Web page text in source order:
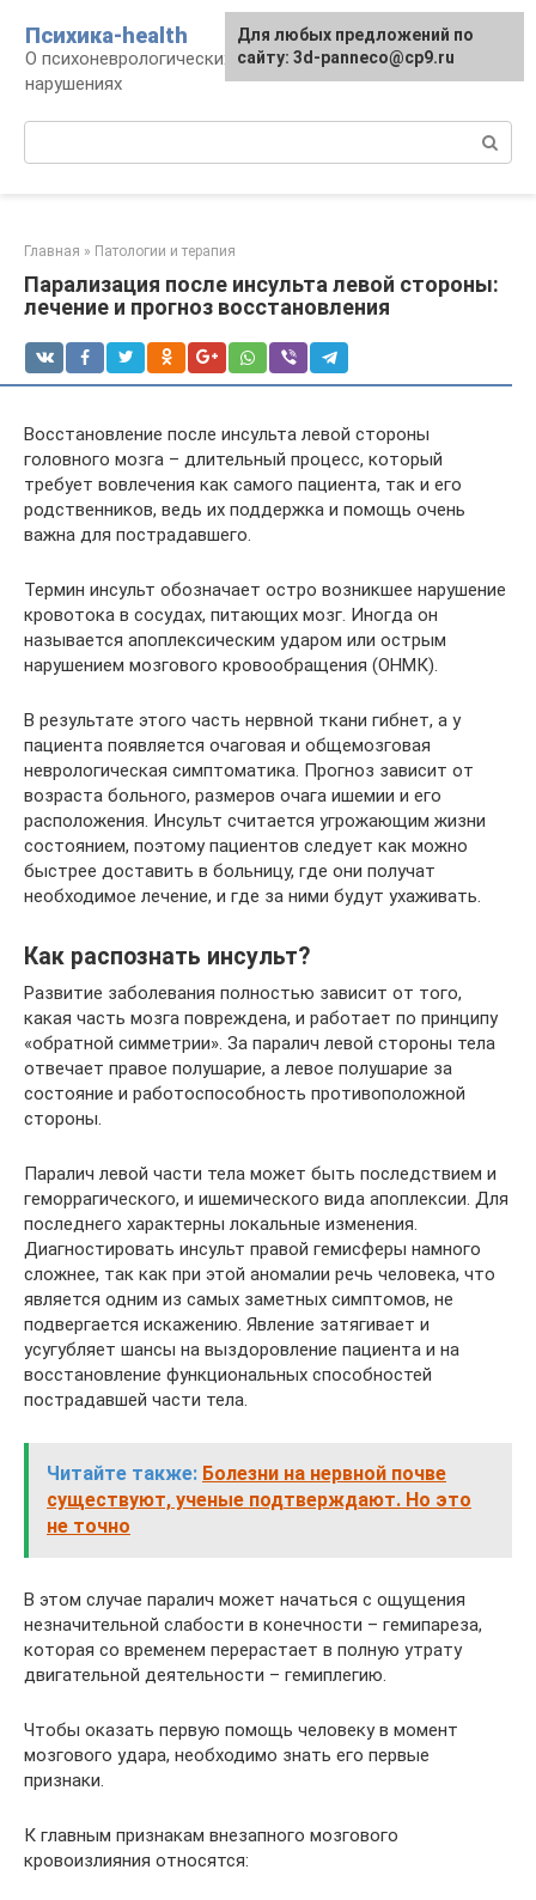
контенту
Психика-health
О психоневрологических патологиях и
нарушениях
Главная » Патологии и терапия
Парализация после инсульта левой стороны:
лечение и прогноз восстановления
Восстановление после инсульта левой стороны
головного мозга – длительный процесс, который
требует вовлечения как самого пациента, так и его
родственников, ведь их поддержка и помощь очень
важна для пострадавшего.
Термин инсульт обозначает остро возникшее нарушение
кровотока в сосудах, питающих мозг. Иногда он
называется апоплексическим ударом или острым
нарушением мозгового кровообращения (ОНМК).
В результате этого часть нервной ткани гибнет, а у
пациента появляется очаговая и общемозговая
неврологическая симптоматика. Прогноз зависит от
возраста больного, размеров очага ишемии и его
расположения. Инсульт считается угрожающим жизни
состоянием, поэтому пациентов следует как можно
быстрее доставить в больницу, где они получат
необходимое лечение, и где за ними будут ухаживать.
Как распознать инсульт?
Развитие заболевания полностью зависит от того,
какая часть мозга повреждена, и работает по принципу
«обратной симметрии». За паралич левой стороны тела
отвечает правое полушарие, а левое полушарие за
состояние и работоспособность противоположной
стороны.
Паралич левой части тела может быть последствием и
геморрагического, и ишемического вида апоплексии. Для
последнего характерны локальные изменения.
Диагностировать инсульт правой гемисферы намного
сложнее, так как при этой аномалии речь человека, что
является одним из самых заметных симптомов, не
подвергается искажению. Явление затягивает и
усугубляет шансы на выздоровление пациента и на
восстановление функциональных способностей
пострадавшей части тела.
Читайте также: Болезни на нервной почве
существуют, ученые подтверждают. Но это
не точно
В этом случае паралич может начаться с ощущения
незначительной слабости в конечности – гемипареза,
которая со временем перерастает в полную утрату
двигательной деятельности – гемиплегию.
Чтобы оказать первую помощь человеку в момент
мозгового удара, необходимо знать его первые
признаки.
К главным признакам внезапного мозгового
кровоизлияния относятся:
Для любых предложений по
сайту: 3d-panneco@cp9.ru